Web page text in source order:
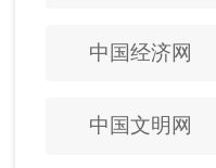
中国经济网
中国文明网